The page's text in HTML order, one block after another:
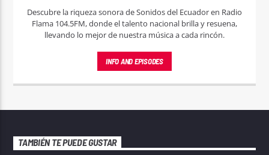
Descubre la riqueza sonora de Sonidos del Ecuador en Radio
Flama 104.5FM, donde el talento nacional brilla y resuena,
llevando lo mejor de nuestra música a cada rincón.
INFO AND EPISODES
TAMBIÉN TE PUEDE GUSTAR